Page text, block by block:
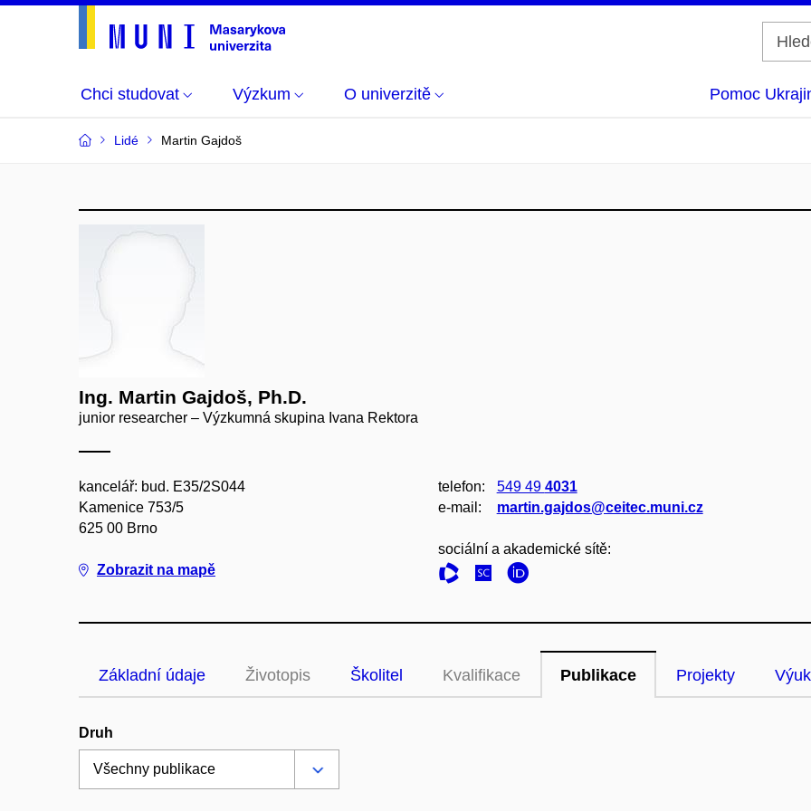
Chci studovat Výzkum O univerzitě Pomoc
Lidé Martin Gajdoš
Ing. Martin Gajdoš, Ph.D.
junior researcher – Výzkumná skupina Ivana Rektora
kancelář: bud. E35/2S044
Kamenice 753/5
625 00 Brno
Zobrazit na mapě
telefon: 549 49 4031
e‑mail:
martin.gajdos@ceitec.muni.cz
sociální a akademické sítě:
Základní údaje Životopis Školitel Kvalifikace Publikace Projekty
Druh